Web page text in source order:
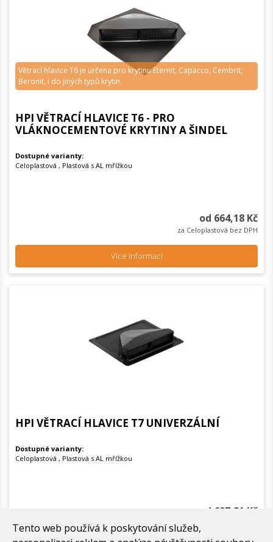
Tento web používá k poskytování služeb,
Větrací hlavice T6 je určena pro krytinu Eternit, Capacco, Cembrit,
Beronit, i do jiných typů krytin.
HPI VĚTRACÍ HLAVICE T6 - PRO
VLÁKNOCEMENTOVÉ KRYTINY A ŠINDEL
Dostupné varianty:
Celoplastová , Plastová s AL mřížkou
od 664,18 Kč
za Celoplastová bez DPH
Více informací
HPI VĚTRACÍ HLAVICE T7 UNIVERZÁLNÍ
Dostupné varianty:
Celoplastová , Plastová s AL mřížkou
od 607,81 Kč
za Celoplastová bez DPH